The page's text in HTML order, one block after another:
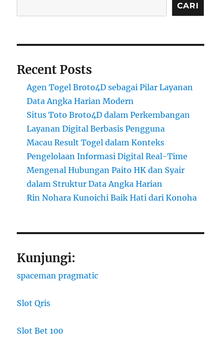
CARI
Recent Posts
Agen Togel Broto4D sebagai Pilar Layanan
Data Angka Harian Modern
Situs Toto Broto4D dalam Perkembangan
Layanan Digital Berbasis Pengguna
Macau Result Togel dalam Konteks
Pengelolaan Informasi Digital Real-Time
Mengenal Hubungan Paito HK dan Syair
dalam Struktur Data Angka Harian
Rin Nohara Kunoichi Baik Hati dari Konoha
Kunjungi:
spaceman pragmatic
Slot Qris
Slot Bet 100